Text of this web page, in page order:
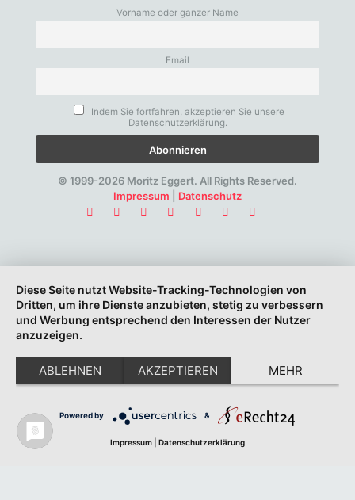
Vorname oder ganzer Name
Email
Indem Sie fortfahren, akzeptieren Sie unsere
Datenschutzerklärung.
© 1999-2026 Moritz Eggert. All Rights Reserved.
Impressum
Datenschutz
Diese Seite nutzt Website-Tracking-Technologien von
Dritten, um ihre Dienste anzubieten, stetig zu verbessern
und Werbung entsprechend den Interessen der Nutzer
anzuzeigen.
ABLEHNEN AKZEPTIEREN MEHR
Powered by &
Impressum Datenschutzerklärung